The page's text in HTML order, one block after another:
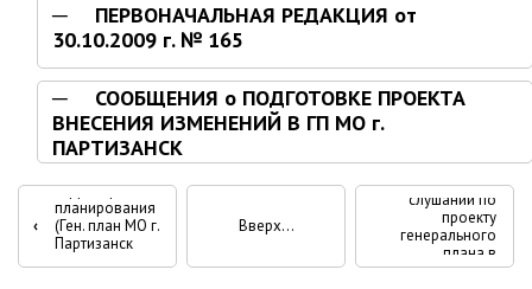
июль 2026 г.
июнь 2026 г.
май 2026 г.
апрель 2026 г.
март 2026 г.
февраль 2026 г.
январь 2026 г.
ПЕРВОНАЧАЛЬНАЯ РЕДАКЦИЯ от
30.10.2009 г. № 165
СООБЩЕНИЯ о ПОДГОТОВКЕ ПРОЕКТА
ВНЕСЕНИЯ ИЗМЕНЕНИЙ В ГП МО г.
ПАРТИЗАНСК
Перекрёстные
ссылки
‹
территориального
планирования
(Ген. план МО г.
Партизанск
Вверх
Протоколы
публичных
слушаний по
проекту
генерального
плана в
хронологическом